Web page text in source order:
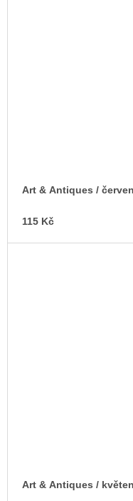
Art & Antiques /
115 Kč
Art & Antiques /